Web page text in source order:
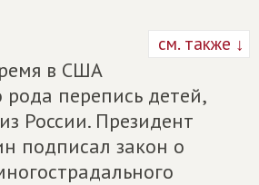
см. также ↓
в США
рода перепись детей,
России. Президент
подписал закон о